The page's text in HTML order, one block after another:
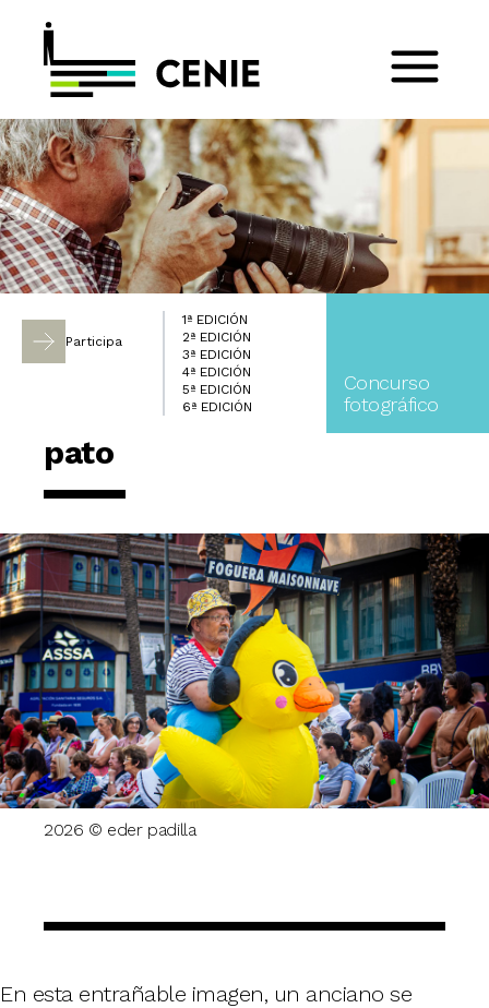
Participa
1ª EDICIÓN
2ª EDICIÓN
3ª EDICIÓN
4ª EDICIÓN
5ª EDICIÓN
6ª EDICIÓN
Concurso
fotográfico
pato
2026 © eder padilla
En esta entrañable imagen, un anciano se